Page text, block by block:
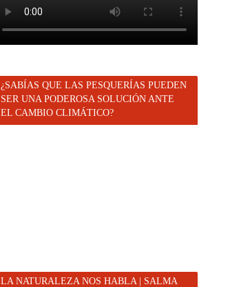
¿SABÍAS QUE LAS PESQUERÍAS PUEDEN
SER UNA PODEROSA SOLUCIÓN ANTE
EL CAMBIO CLIMÁTICO?
LA NATURALEZA NOS HABLA | SALMA